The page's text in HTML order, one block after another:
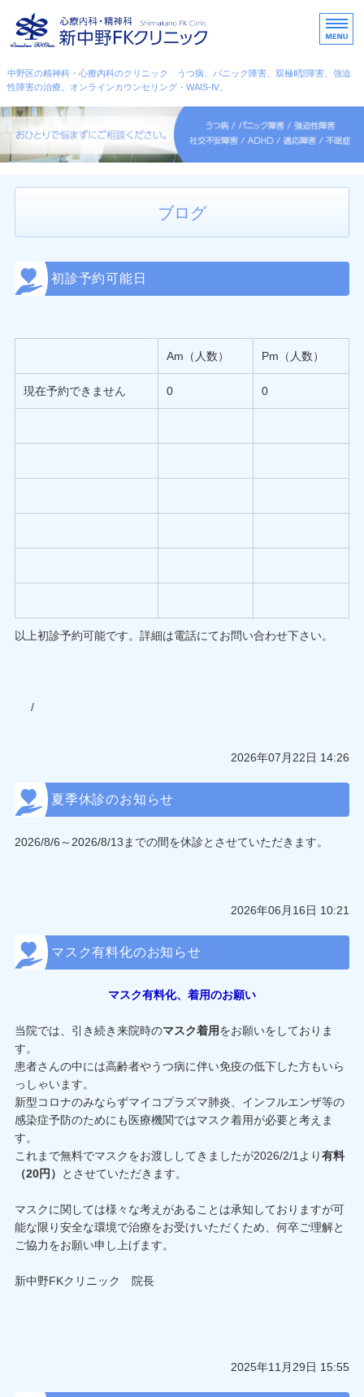
中野区・杉並区・心療
中野区の精神科・心療内科のクリニック うつ病、パニック障害、双極Ⅱ型障害、強迫
性障害の治療。オンラインカウンセリング・WAIS-Ⅳ。
ホーム
こんな症状のときに
カウンセリング
アクセス・診療時間
ブログ
初診予約可能日
Am（人数） Pm（人数）
現在予約できません 0 0
以上初診予約可能です。詳細は電話にてお問い合わせ下さい。
/
2026年07月22日 14:26
夏季休診のお知らせ
2026/8/6～2026/8/13までの間を休診とさせていただきます。
2026年06月16日 10:21
マスク有料化のお知らせ
マスク有料化、着用のお願い
当院では、引き続き来院時のマスク着用をお願いをしておりま
す。
患者さんの中には高齢者やうつ病に伴い免疫の低下した方もいら
っしゃいます。
新型コロナのみならずマイコプラズマ肺炎、インフルエンザ等の
感染症予防のためにも医療機関ではマスク着用が必要と考えま
す。
これまで無料でマスクをお渡ししてきましたが2026/2/1より有料
（20円）
とさせていただきます。
マスクに関しては様々な考えがあることは承知しておりますが可
能な限り安全な環境で治療をお受けいただくため、何卒ご理解と
ご協力をお願い申し上げます。
新中野FKクリニック 院長
2025年11月29日 15:55